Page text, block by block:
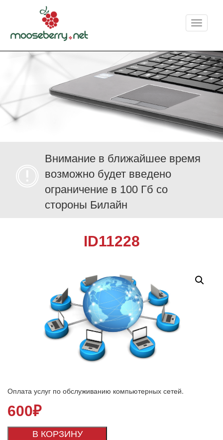
Меню
Внимание в ближайшее время
возможно будет введено
ограничение в 100 Гб со
стороны Билайн
ID11228
Оплата услуг по обслуживанию компьютерных сетей.
600₽
В КОРЗИНУ